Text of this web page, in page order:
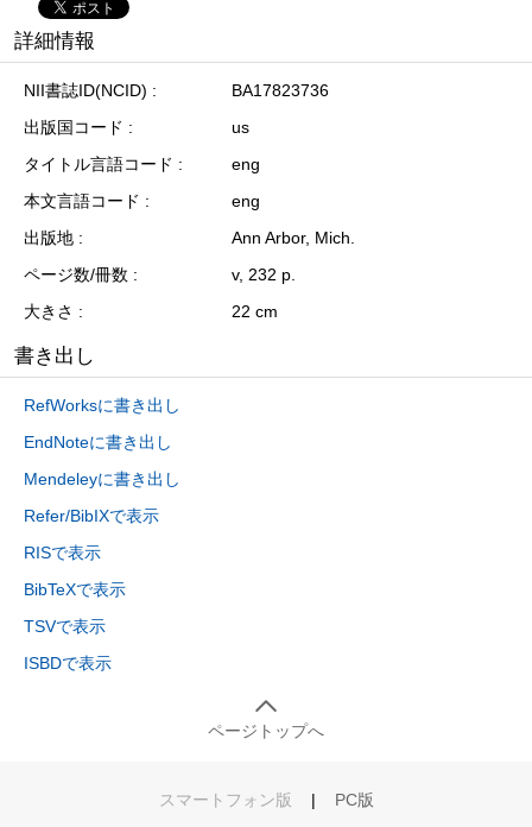
詳細情報
NII書誌ID(NCID)
BA17823736
出版国コード
us
タイトル言語コード
eng
本文言語コード
eng
出版地
Ann Arbor, Mich.
ページ数/冊数
v, 232 p.
大きさ
22 cm
書き出し
RefWorksに書き出し
EndNoteに書き出し
Mendeleyに書き出し
Refer/BibIXで表示
RISで表示
BibTeXで表示
TSVで表示
ISBDで表示
ページトップへ
スマートフォン版 | PC版